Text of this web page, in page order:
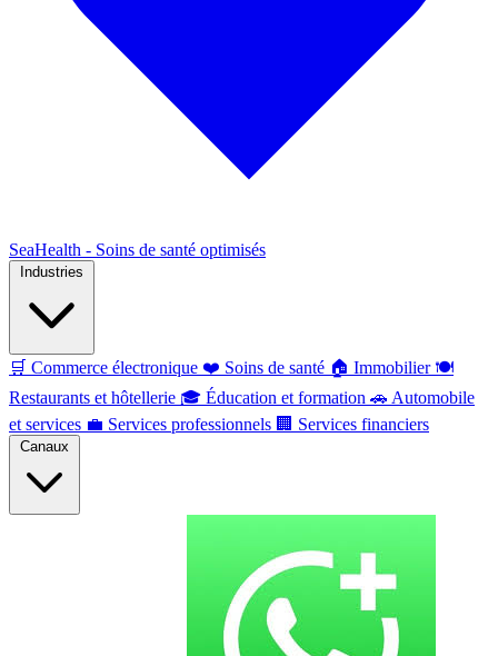
SeaHealth - Soins de santé optimisés
🛒 Commerce électronique ❤️ Soins de santé 🏠 Immobilier 🍽️
Restaurants et hôtellerie 🎓 Éducation et formation 🚗 Automobile
et services 💼 Services professionnels 🏢 Services financiers